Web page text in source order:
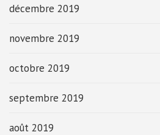
décembre 2019
novembre 2019
octobre 2019
septembre 2019
août 2019